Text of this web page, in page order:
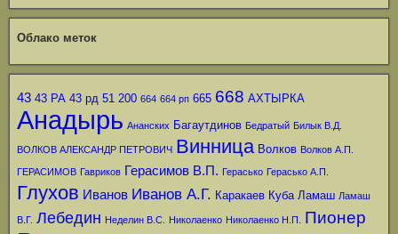
Облако меток
43 43 РА 43 рд 51 200 664 664 рп 665 668 АХТЫРКА
Анадырь Ананских Багаутдинов Бедратый Билык В.Д.
ВОЛКОВ АЛЕКСАНДР ПЕТРОВИЧ Винница Волков Волков А.П.
ГЕРАСИМОВ Гавриков Герасимов В.П. Герасько Герасько А.П.
Глухов Иванов Иванов А.Г. Каракаев Куба Ламаш Ламаш
В.Г. Лебедин Неделин В.С. Николаенко Николаенко Н.П. Пионер